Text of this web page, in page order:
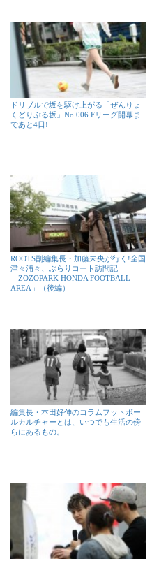
ドリブルで坂を駆け上がる「ぜんりょ
くどりぶる坂」No.006 Fリーグ開幕ま
であと4日!
ROOTS副編集長・加藤未央が行く!全国
津々浦々、ぶらりコート訪問記
「ZOZOPARK HONDA FOOTBALL
AREA」（後編）
編集長・本田好伸のコラムフットボー
ルカルチャーとは、いつでも生活の傍
らにあるもの。